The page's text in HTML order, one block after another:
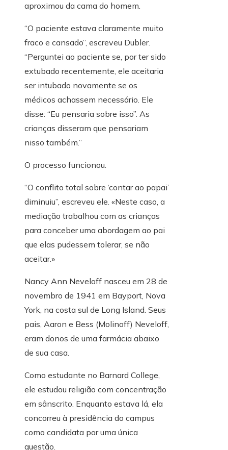
aproximou da cama do homem.
“O paciente estava claramente muito
fraco e cansado”, escreveu Dubler.
“Perguntei ao paciente se, por ter sido
extubado recentemente, ele aceitaria
ser intubado novamente se os
médicos achassem necessário. Ele
disse: “Eu pensaria sobre isso”. As
crianças disseram que pensariam
nisso também.”
O processo funcionou.
“O conflito total sobre ‘contar ao papai’
diminuiu”, escreveu ele. «Neste caso, a
mediação trabalhou com as crianças
para conceber uma abordagem ao pai
que elas pudessem tolerar, se não
aceitar.»
Nancy Ann Neveloff nasceu em 28 de
novembro de 1941 em Bayport, Nova
York, na costa sul de Long Island. Seus
pais, Aaron e Bess (Molinoff) Neveloff,
eram donos de uma farmácia abaixo
de sua casa.
Como estudante no Barnard College,
ele estudou religião com concentração
em sânscrito. Enquanto estava lá, ela
concorreu à presidência do campus
como candidata por uma única
questão.